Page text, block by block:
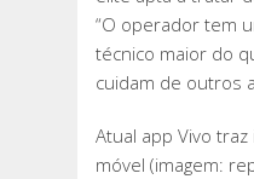
“O operador tem
técnico maior do
cuidam de outros
Atual app Vivo
móvel (imagem: